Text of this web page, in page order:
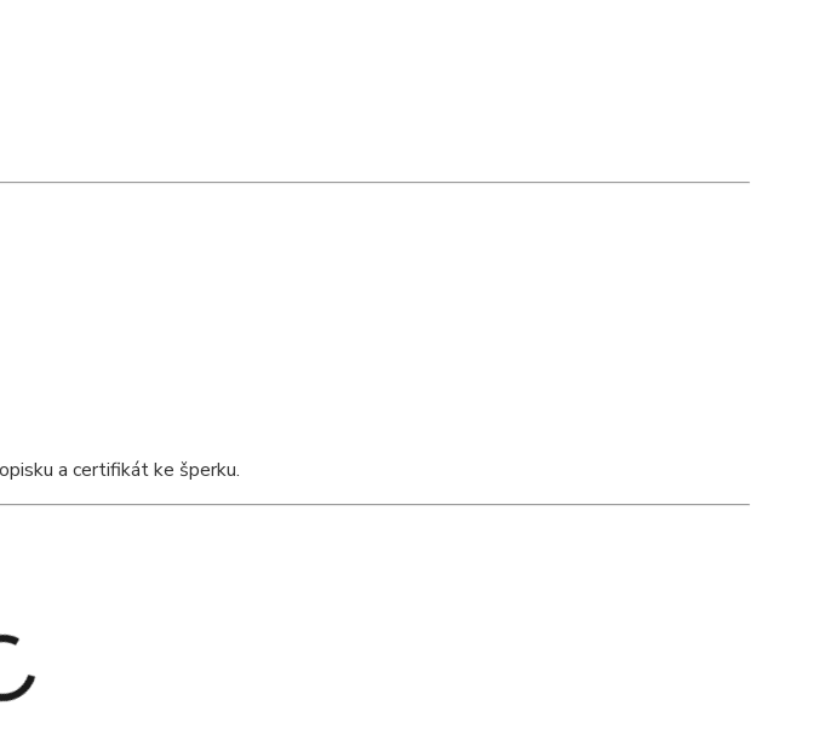
a certifikát ke šperku.